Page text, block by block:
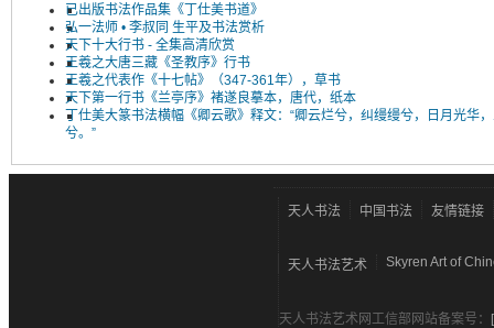
已出版书法作品集《丁仕美书道》
弘一法师 • 李叔同 生平及书法赏析
天下十大行书 - 全集高清欣赏
王羲之大唐三藏《圣教序》行书
王羲之代表作《十七帖》（347-361年），草书
天下第一行书《兰亭序》褚遂良摹本，唐代，纸本
丁仕美大篆书法横幅《卿云歌》释文：“卿云烂兮，纠缦缦兮，日月光华
兮。”
天人书法 中国书法 友情链接
天人书法艺术 Skyren Art of
天人书法艺术网工信部网站备案号：